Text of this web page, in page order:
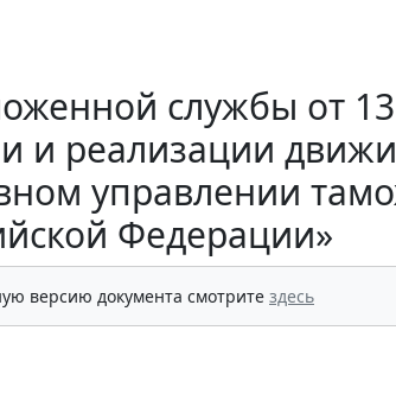
службы от 13
и реализации
управлении
Федерации»
версию документа смотрите здесь